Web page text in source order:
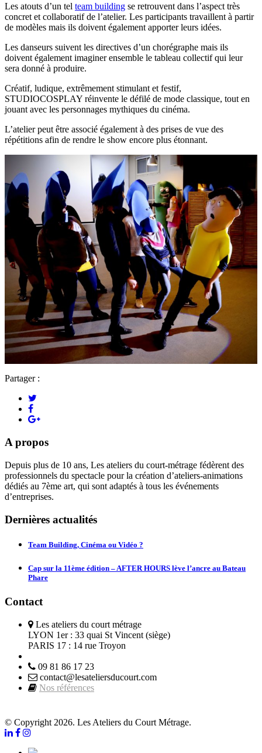
Les atouts d’un tel team building se retrouvent dans l’aspect très
concret et collaboratif de l’atelier. Les participants travaillent à partir
de modèles mais ils doivent également apporter leurs idées.
Les danseurs suivent les directives d’un chorégraphe mais ils
doivent également imaginer ensemble le tableau collectif qui leur
sera donné à produire.
Créatif, ludique, extrêmement stimulant et festif,
STUDIOCOSPLAY réinvente le défilé de mode classique, tout en
jouant avec les personnages mythiques du cinéma.
L’atelier peut être associé également à des prises de vue des
répétitions afin de rendre le show encore plus étonnant.
Partager :
A propos
Depuis plus de 10 ans, Les ateliers du court-métrage fédèrent des
professionnels du spectacle pour la création d’ateliers-animations
dédiés au 7ème art, qui sont adaptés à tous les événements
d’entreprises.
Dernières actualités
Team Building, Cinéma ou Vidéo ?
Cap sur la 11ème édition – AFTER HOURS lève l’ancre au Bateau
Phare
Contact
Les ateliers du court métrage
LYON 1er : 33 quai St Vincent (siège)
PARIS 17 : 14 rue Troyon
09 81 86 17 23
contact@lesateliersducourt.com
Nos références
© Copyright 2026. Les Ateliers du Court Métrage.